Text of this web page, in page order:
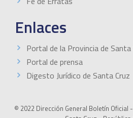
Enlaces
Portal de la Provincia de Santa
Portal de prensa
Digesto Jurídico de Santa Cruz
© 2022 Dirección General Boletín Oficial